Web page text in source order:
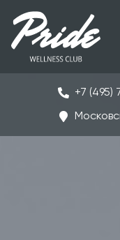
+7 (495)